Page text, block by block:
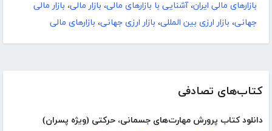
کتاب‌های تصادفی
دانلود کتاب پرورش مهارت‌های جسمانی، حرکتی (ویژه پسران)
بازارهای مالی ایران،آشنایی با بازارهای مالی، بازار مالی، بازار مالی
جهانی، بازار ارزی بین المللی، بازار ارزی جهانی، بازارهای مالی